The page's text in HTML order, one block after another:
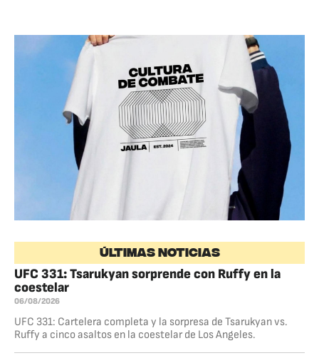
ÚLTIMAS NOTICIAS
UFC 331: Tsarukyan sorprende con Ruffy en la
coestelar
06/08/2026
UFC 331: Cartelera completa y la sorpresa de Tsarukyan vs.
Ruffy a cinco asaltos en la coestelar de Los Angeles.